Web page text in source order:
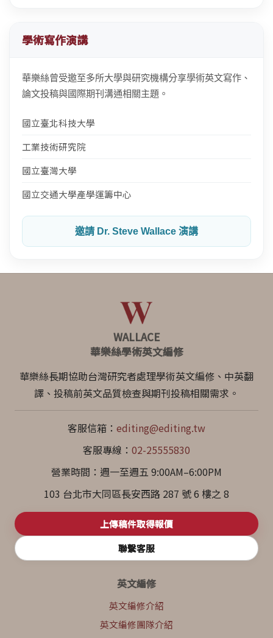
學術寫作演講
華樂絲曾受邀至多所大學與研究機構分享學術英文寫作、
論文投稿與國際期刊溝通相關主題。
國立臺北科技大學
工業技術研究院
國立臺灣大學
國立交通大學產學運籌中心
邀請 Dr. Steve Wallace 演講
WALLACE
華樂絲學術英文編修
華樂絲長期協助台灣研究者處理學術英文編修、中英翻
譯、投稿前英文品質檢查與期刊投稿相關需求。
客服信箱： editing@editing.tw
客服專線： 02-25555830
營業時間：週一至週五 9:00AM–6:00PM
103 台北市大同區長安西路 287 號 6 樓之 8
上傳稿件取得報價
聯繫客服
英文編修
英文編修介紹
英文編修團隊介紹